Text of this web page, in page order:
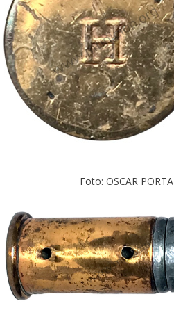
Foto: OSCAR PORTA